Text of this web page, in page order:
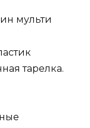
тарелка.